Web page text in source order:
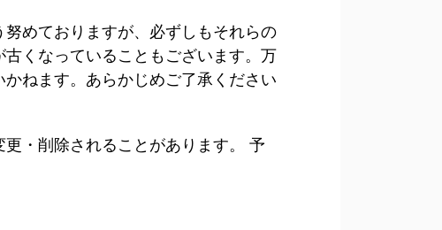
めておりますが、必ずしもそれらの
くなっていることもございます。万
ねます。あらかじめご了承ください
・削除されることがあります。 予